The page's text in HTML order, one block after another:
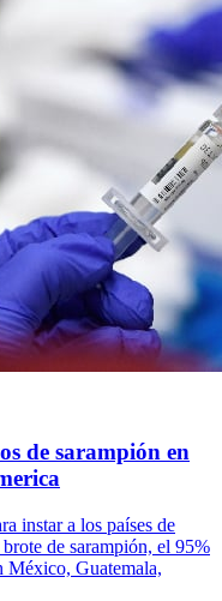
de sarampión en
instar a los países de
de sarampión, el 95%
México, Guatemala,